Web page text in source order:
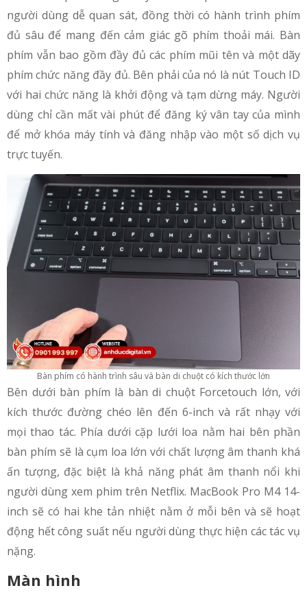
người dùng dễ quan sát, đồng thời có hành trình phím
đủ sâu để mang đến cảm giác gõ phím thoải mái. Bàn
phím vẫn bao gồm đầy đủ các phím mũi tên và một dãy
phím chức năng đầy đủ. Bên phải của nó là nút Touch ID
với hai chức năng là khởi động và tạm dừng máy. Người
dùng chỉ cần mất vài phút để đăng ký vân tay của mình
để mở khóa máy tính và đăng nhập vào một số dịch vụ
trực tuyến.
Bàn phím có hành trình sâu và bàn di chuột có kích thước lớn
Bên dưới bàn phím là bàn di chuột Forcetouch lớn, với
kích thước đường chéo lên đến 6-inch và rất nhạy với
mọi thao tác. Phía dưới cặp lưới loa nằm hai bên phần
bàn phím sẽ là cụm loa lớn với chất lượng âm thanh khá
ấn tượng, đặc biệt là khả năng phát âm thanh nổi khi
người dùng xem phim trên Netflix. MacBook Pro M4 14-
inch sẽ có hai khe tản nhiệt nằm ở mỗi bên và sẽ hoạt
động hết công suất nếu người dùng thực hiện các tác vụ
nặng.
Màn hình